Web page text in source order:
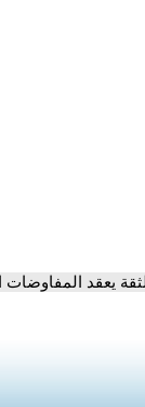
يعقد المفاوضات